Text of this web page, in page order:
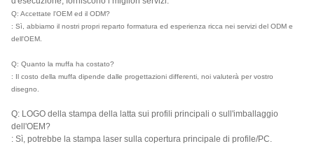
Q: Accettate l'OEM ed il ODM?
: Sì, abbiamo il nostri propri reparto formatura ed esperienza ricca nei servizi del ODM e
dell'OEM.
Q: Quanto la muffa ha costato?
: Il costo della muffa dipende dalle progettazioni differenti, noi valuterà per vostro
disegno.
Q: LOGO della stampa della latta sui profili principali o sull'imballaggio
dell'OEM?
: Sì, potrebbe la stampa laser sulla copertura principale di profile/PC.